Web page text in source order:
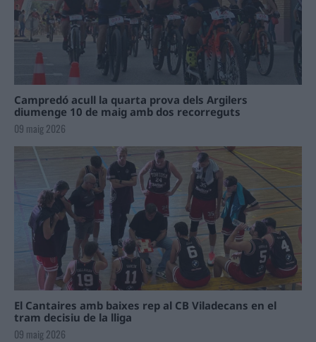
Campredó acull la quarta prova dels Argilers
diumenge 10 de maig amb dos recorreguts
09 maig 2026
El Cantaires amb baixes rep al CB Viladecans en el
tram decisiu de la lliga
09 maig 2026